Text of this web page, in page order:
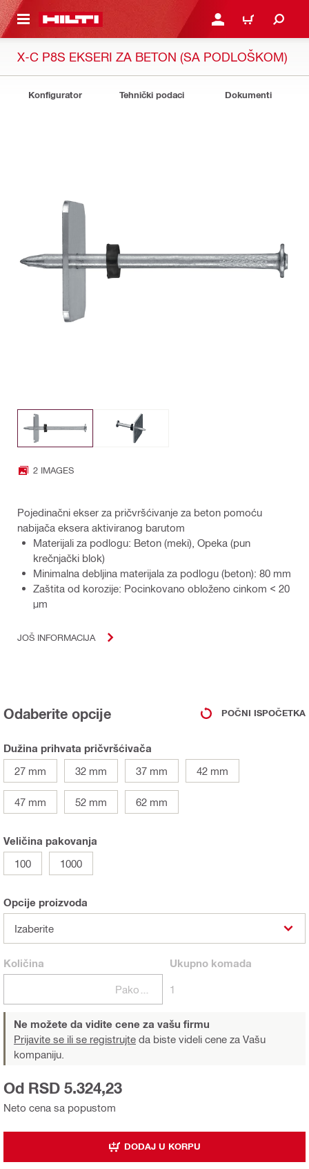
SADRŽAJ PRIJAVITE SE ILI SE
KORPA
X-C P8S EKSERI ZA BETON (SA PODLOŠKOM)
Konfigurator Tehnički podaci Dokumenti
2 IMAGES
Pojedinačni ekser za pričvršćivanje za beton pomoću
nabijača eksera aktiviranog barutom
Materijali za podlogu: Beton (meki), Opeka (pun
krečnjački blok)
Minimalna debljina materijala za podlogu (beton): 80 mm
Zaštita od korozije: Pocinkovano obloženo cinkom < 20
μm
JOŠ INFORMACIJA
Odaberite opcije POČNI ISPOČETKA
Dužina prihvata pričvršćivača
27 mm
32 mm 37 mm 42 mm
47 mm 52 mm 62 mm
Veličina pakovanja
100
1000
Opcije proizvoda
Izaberite
Količina Ukupnokomada
1
Ne možete da vidite cene za vašu firmu
Prijavite se ili se registrujte da biste videli cene za Vašu
kompaniju.
Neto cena sa popustom
Od RSD 5.324,23
DODAJ U KORPU